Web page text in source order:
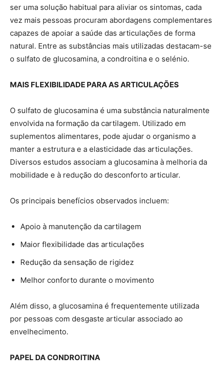
ser uma solução habitual para aliviar os sintomas, cada
vez mais pessoas procuram abordagens complementares
capazes de apoiar a saúde das articulações de forma
natural. Entre as substâncias mais utilizadas destacam-se
o sulfato de glucosamina, a condroitina e o selénio.
MAIS FLEXIBILIDADE PARA AS ARTICULAÇÕES
O sulfato de glucosamina é uma substância naturalmente
envolvida na formação da cartilagem. Utilizado em
suplementos alimentares, pode ajudar o organismo a
manter a estrutura e a elasticidade das articulações.
Diversos estudos associam a glucosamina à melhoria da
mobilidade e à redução do desconforto articular.
Os principais benefícios observados incluem:
Apoio à manutenção da cartilagem
Maior flexibilidade das articulações
Redução da sensação de rigidez
Melhor conforto durante o movimento
Além disso, a glucosamina é frequentemente utilizada
por pessoas com desgaste articular associado ao
envelhecimento.
PAPEL DA CONDROITINA